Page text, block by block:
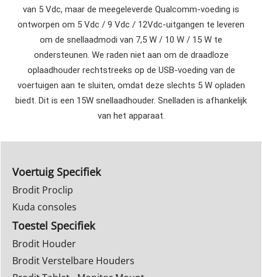
van 5 Vdc, maar de meegeleverde Qualcomm-voeding is
ontworpen om 5 Vdc / 9 Vdc / 12Vdc-uitgangen te leveren
om de snellaadmodi van 7,5 W / 10 W / 15 W te
ondersteunen. We raden niet aan om de draadloze
oplaadhouder rechtstreeks op de USB-voeding van de
voertuigen aan te sluiten, omdat deze slechts 5 W opladen
biedt. Dit is een 15W snellaadhouder. Snelladen is afhankelijk
van het apparaat.
Voertuig Specifiek
Brodit Proclip
Kuda consoles
Toestel Specifiek
Brodit Houder
Brodit Verstelbare Houders